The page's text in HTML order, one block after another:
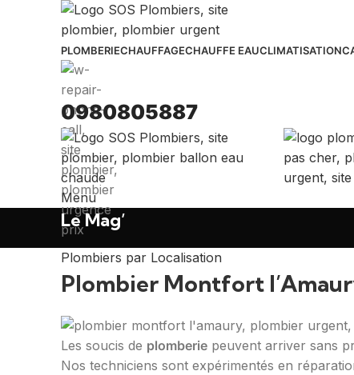
PLOMBERIECHAUFFAGECHAUFFE EAUCLIMATISATION
0980805887
Menu
Le Mag’
Plombiers par Localisation
Plombier Montfort
Les soucis de plomberie peuvent arriver sans
Nos techniciens sont expérimentés en